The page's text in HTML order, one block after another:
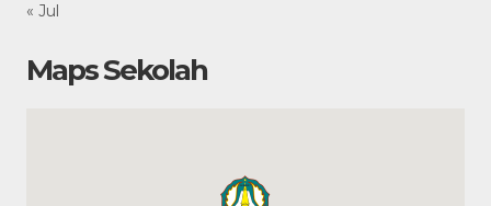
« Jul
Maps Sekolah